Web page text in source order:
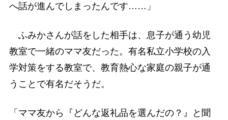
へ話が進んでしまったんです……」
ふみかさんが話をした相手は、息子が通う幼児
教室で一緒のママ友だった。有名私立小学校の入
学対策をする教室で、教育熱心な家庭の親子が通
うことで有名だそうだ。
「ママ友から『どんな返礼品を選んだの？』と聞